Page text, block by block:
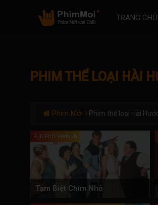
TRANG CHỦ
PHIM THỂ LOẠI HÀI
Phim Mới Phim thể loại Hài
Full FHD Vietsub
Tạm Biệt Chim Nhỏ